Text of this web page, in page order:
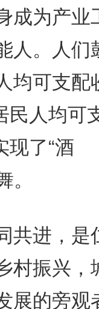
成为产业
人。人们
均可支配
民人均可
现了“酒
。
进，是
村振兴，
展的旁观